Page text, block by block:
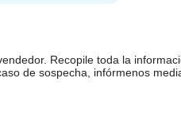
Recopile toda la
de sospecha, infórmenos